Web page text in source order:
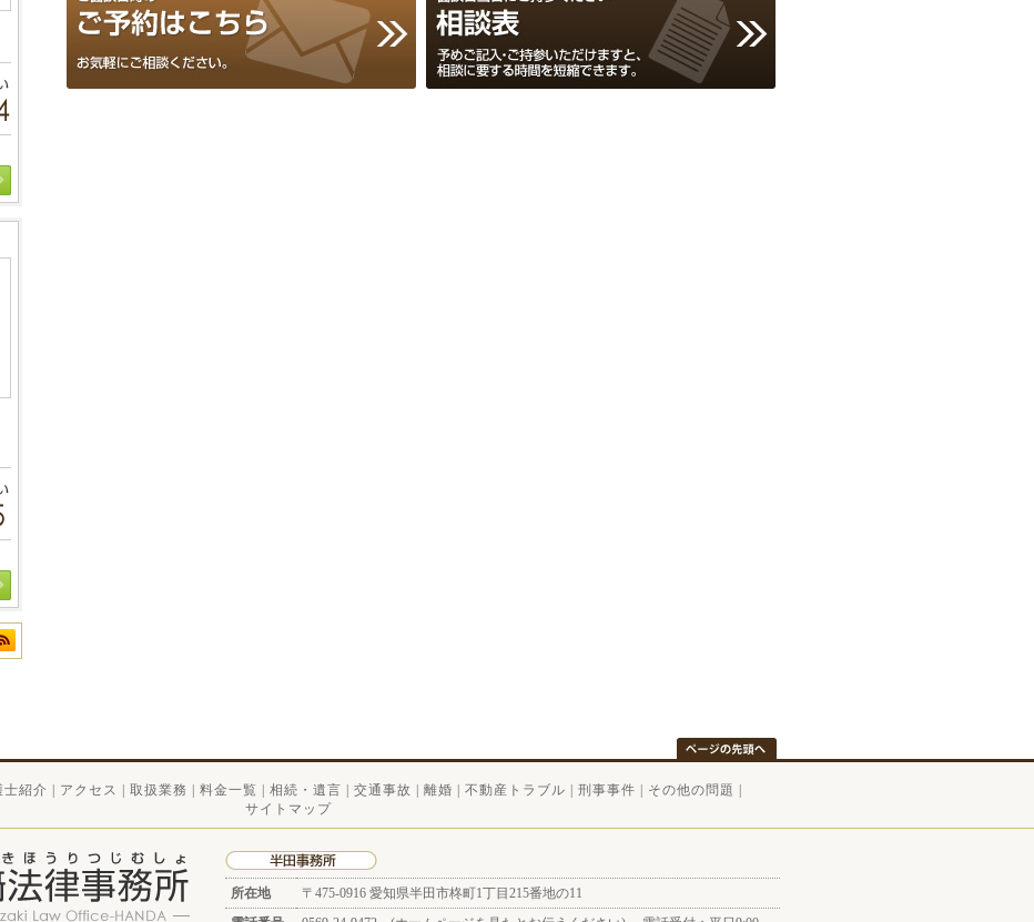
士紹介 アクセス 取扱業務 料金一覧 相続・遺言 交通事故 離婚 不動産トラブル 刑事事件 その他の問題
サイトマップ
所在地 〒475-0916愛知県半田市柊町1丁目215番地の11